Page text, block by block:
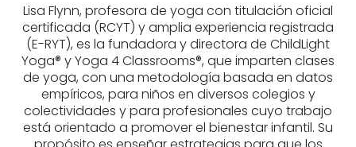
Lisa Flynn, profesora de yoga con titulación oficial
certificada (RCYT) y amplia experiencia registrada
(E-RYT), es la fundadora y directora de ChildLight
Yoga® y Yoga 4 Classrooms®, que imparten clases
de yoga, con una metodología basada en datos
empíricos, para niños en diversos colegios y
colectividades y para profesionales cuyo trabajo
está orientado a promover el bienestar infantil. Su